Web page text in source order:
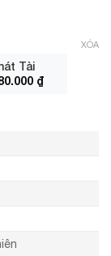
Tài
₫
XÓA